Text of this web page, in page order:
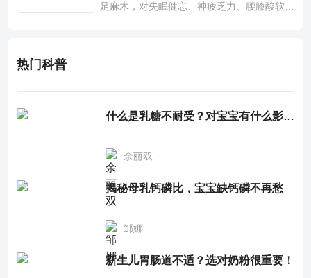
足麻木，对失眠健忘、神疲乏力、腰膝酸软也
热门科普
什么是乳糖不耐受？对宝宝有什么影响？
余丽双
揭秘母乳钙磷比，宝宝缺钙磷不再愁
邹娜
新生儿胃肠道不适？选对奶粉很重要！